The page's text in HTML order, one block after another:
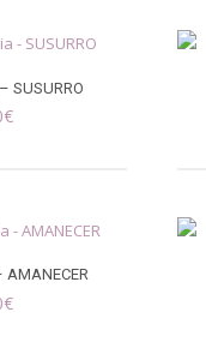
SUSURRO
€
€